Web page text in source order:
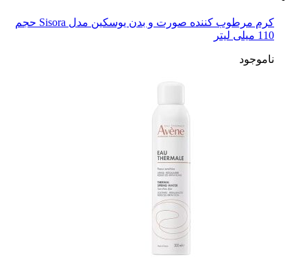
کرم مرطوب کننده صورت و بدن یوسکین مدل Sisora حجم
110 میلی لیتر
ناموجود